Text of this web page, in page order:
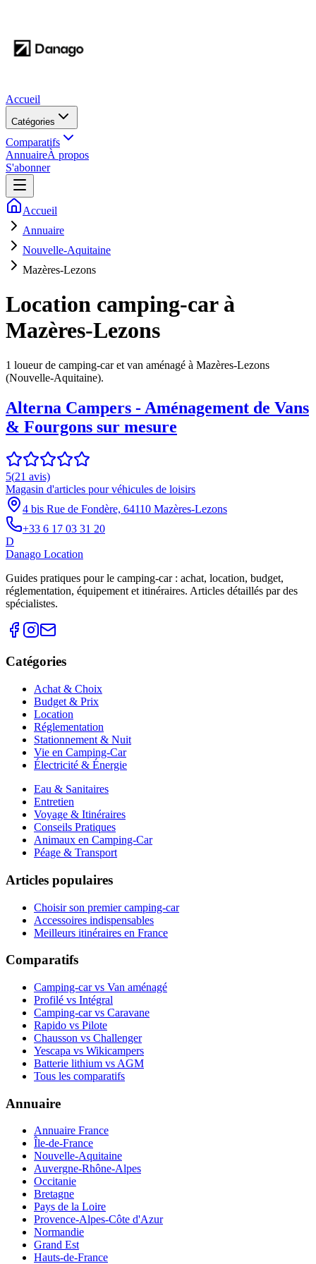
Accueil
Catégories
Comparatifs
AnnuaireÀ propos
S'abonner
Accueil
Annuaire
Nouvelle-Aquitaine
Mazères-Lezons
Location camping-car à
Mazères-Lezons
1 loueurde camping-car et van aménagé à Mazères-Lezons
(Nouvelle-Aquitaine).
Alterna Campers - Aménagement de Vans
& Fourgons sur mesure
5(21 avis)
Magasin d'articles pour véhicules de loisirs
4 bis Rue de Fondère, 64110 Mazères-Lezons
+33 6 17 03 31 20
D
Danago Location
Guides pratiques pour le camping-car : achat, location, budget,
réglementation, équipement et itinéraires. Articles détaillés par des
spécialistes.
Catégories
Achat & Choix
Budget & Prix
Location
Réglementation
Stationnement & Nuit
Vie en Camping-Car
Électricité & Énergie
Eau & Sanitaires
Entretien
Voyage & Itinéraires
Conseils Pratiques
Animaux en Camping-Car
Péage & Transport
Articles populaires
Choisir son premier camping-car
Accessoires indispensables
Meilleurs itinéraires en France
Comparatifs
Camping-car vs Van aménagé
Profilé vs Intégral
Camping-car vs Caravane
Rapido vs Pilote
Chausson vs Challenger
Yescapa vs Wikicampers
Batterie lithium vs AGM
Tous les comparatifs
Annuaire
Annuaire France
Île-de-France
Nouvelle-Aquitaine
Auvergne-Rhône-Alpes
Occitanie
Bretagne
Pays de la Loire
Provence-Alpes-Côte d'Azur
Normandie
Grand Est
Hauts-de-France